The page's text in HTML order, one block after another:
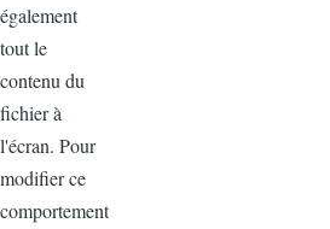
également
tout le
contenu du
fichier à
l'écran. Pour
modifier ce
comportement